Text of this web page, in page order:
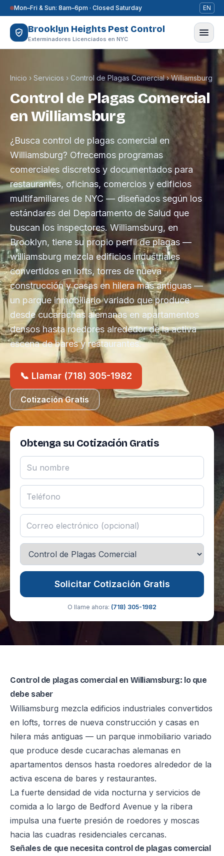
Saltar al contenido
Mon–Fri & Sun: 8am–6pm · Closed Saturday EN
Brooklyn Heights Pest Control
Exterminadores Licenciados en NYC
Inicio › Servicios › Control de Plagas Comercial›Williamsburg
Control de Plagas Comercial
en Williamsburg
¿Busca control de plagas comercial en
Williamsburg? Ofrecemos programas
comerciales discretos y documentados para
restaurantes, oficinas, comercios y edificios
multifamiliares de NYC — diseñados según los
estándares del Departamento de Salud que
buscan los inspectores. Williamsburg, en
Brooklyn, tiene su propio perfil de plagas —
williamsburg mezcla edificios industriales
convertidos en lofts, torres de nueva
construcción y casas en hilera más antiguas —
un parque inmobiliario variado que produce
desde cucarachas alemanas en apartamentos
densos hasta roedores alrededor de la activa
escena de bares y restaurantes.
📞 Llamar (718) 305-1982
Cotización Gratis
Obtenga su Cotización Gratis
Solicitar Cotización Gratis
O llame ahora: (718) 305-1982
Control de plagas comercial en Williamsburg: lo que
debe saber
Williamsburg mezcla edificios industriales convertidos
en lofts, torres de nueva construcción y casas en
hilera más antiguas — un parque inmobiliario variado
que produce desde cucarachas alemanas en
apartamentos densos hasta roedores alrededor de la
activa escena de bares y restaurantes.
La fuerte densidad de vida nocturna y servicios de
comida a lo largo de Bedford Avenue y la ribera
impulsa una fuerte presión de roedores y moscas
hacia las cuadras residenciales cercanas.
Señales de que necesita control de plagas comercial